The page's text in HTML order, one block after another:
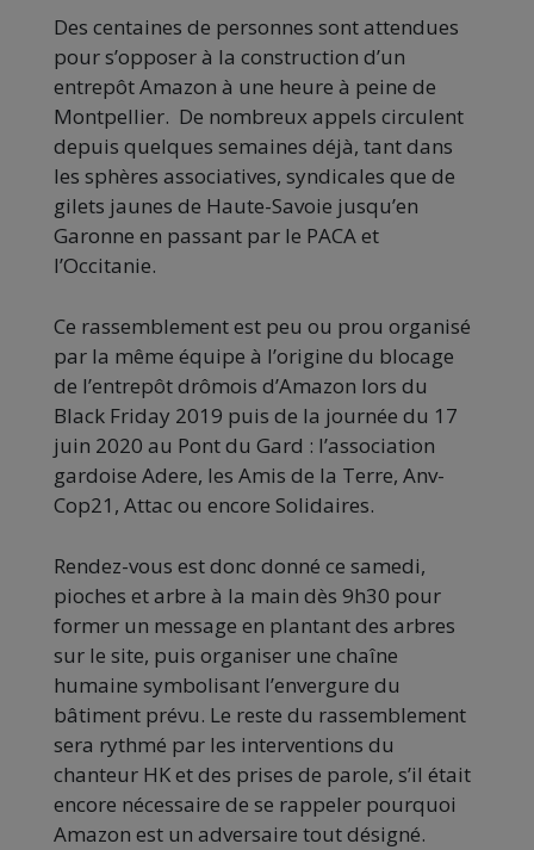
Des centaines de personnes sont attendues
pour s’opposer à la construction d’un
entrepôt Amazon à une heure à peine de
Montpellier. De nombreux appels circulent
depuis quelques semaines déjà, tant dans
les sphères associatives, syndicales que de
gilets jaunes de Haute-Savoie jusqu’en
Garonne en passant par le PACA et
l’Occitanie.
Ce rassemblement est peu ou prou organisé
par la même équipe à l’origine du blocage
de l’entrepôt drômois d’Amazon lors du
Black Friday 2019 puis de la journée du 17
juin 2020 au Pont du Gard : l’association
gardoise Adere, les Amis de la Terre, Anv-
Cop21, Attac ou encore Solidaires.
Rendez-vous est donc donné ce samedi,
pioches et arbre à la main dès 9h30 pour
former un message en plantant des arbres
sur le site, puis organiser une chaîne
humaine symbolisant l’envergure du
bâtiment prévu. Le reste du rassemblement
sera rythmé par les interventions du
chanteur HK et des prises de parole, s’il était
encore nécessaire de se rappeler pourquoi
Amazon est un adversaire tout désigné.